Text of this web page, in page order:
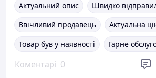
Актуальний опис
Швидко
Ввічливий продавець
Актуальна
Товар був у наявності
Гарне
Коментарі 0